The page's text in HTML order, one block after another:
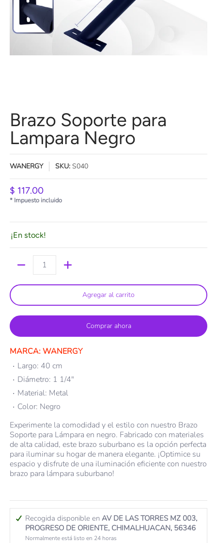
Brazo Soporte para
Lampara Negro
WANERGY SKU: S040
$ 117.00
* Impuesto incluido
¡En stock!
Agregar al carrito
Comprar ahora
MARCA: WANERGY
Largo: 40 cm
Diámetro: 1 1/4"
Material: Metal
Color: Negro
Experimente la comodidad y el estilo con nuestro Brazo
Soporte para Lámpara en negro. Fabricado con materiales
de alta calidad, este brazo suburbano es la opción perfecta
para iluminar su hogar de manera elegante. ¡Optimice su
espacio y disfrute de una iluminación eficiente con nuestro
brazo para lámpara suburbano!
Recogida disponible en AV DE LAS TORRES MZ 003,
PROGRESO DE ORIENTE, CHIMALHUACAN, 56346
Normalmente está listo en 24 horas